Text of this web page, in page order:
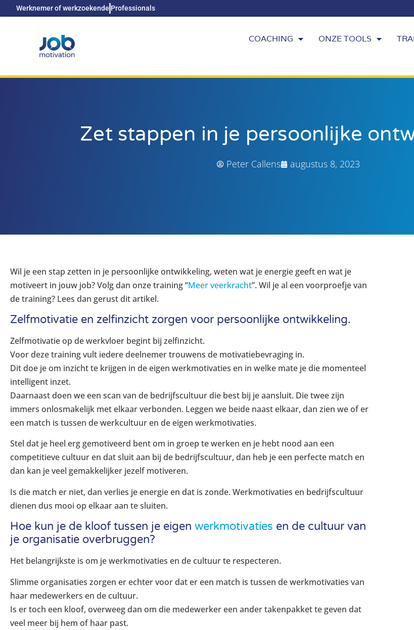
Werknemer of werkzoekende Professionals
COACHING ONZE TOOLS
Zet stappen in je persoonlijke
Peter Callens augustus 8, 2023
Wil je een stap zetten in je persoonlijke ontwikkeling, weten wat je energie geeft en wat je
motiveert in jouw job? Volg dan onze training “Meer veerkracht”. Wil je al een voorproefje van
de training? Lees dan gerust dit artikel.
Zelfmotivatie en zelfinzicht zorgen voor persoonlijke ontwikkeling.
Zelfmotivatie op de werkvloer begint bij zelfinzicht.
Voor deze training vult iedere deelnemer trouwens de motivatiebevraging in.
Dit doe je om inzicht te krijgen in de eigen werkmotivaties en in welke mate je die momenteel
intelligent inzet.
Daarnaast doen we een scan van de bedrijfscultuur die best bij je aansluit. Die twee zijn
immers onlosmakelijk met elkaar verbonden. Leggen we beide naast elkaar, dan zien we of er
een match is tussen de werkcultuur en de eigen werkmotivaties.
Stel dat je heel erg gemotiveerd bent om in groep te werken en je hebt nood aan een
competitieve cultuur en dat sluit aan bij de bedrijfscultuur, dan heb je een perfecte match en
dan kan je veel gemakkelijker jezelf motiveren.
Is die match er niet, dan verlies je energie en dat is zonde. Werkmotivaties en bedrijfscultuur
dienen dus mooi op elkaar aan te sluiten.
Hoe kun je de kloof tussen je eigen werkmotivaties en de cultuur van
je organisatie overbruggen?
Het belangrijkste is om je werkmotivaties en de cultuur te respecteren.
Slimme organisaties zorgen er echter voor dat er een match is tussen de werkmotivaties van
haar medewerkers en de cultuur.
Is er toch een kloof, overweeg dan om die medewerker een ander takenpakket te geven dat
veel meer bij hem of haar past.